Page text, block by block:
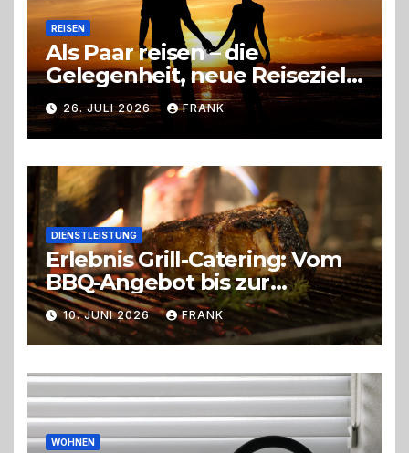
REISEN
Als Paar reisen – die
Gelegenheit, neue Reiseziele
zu entdecken
26. JULI 2026 FRANK
DIENSTLEISTUNG
Erlebnis Grill-Catering: Vom
BBQ-Angebot bis zur
perfekten Eventorganisation
Trend zu Outdoor-Events,
Erlebnisgastronomie und
Live-Cooking
10. JUNI 2026 FRANK
WOHNEN